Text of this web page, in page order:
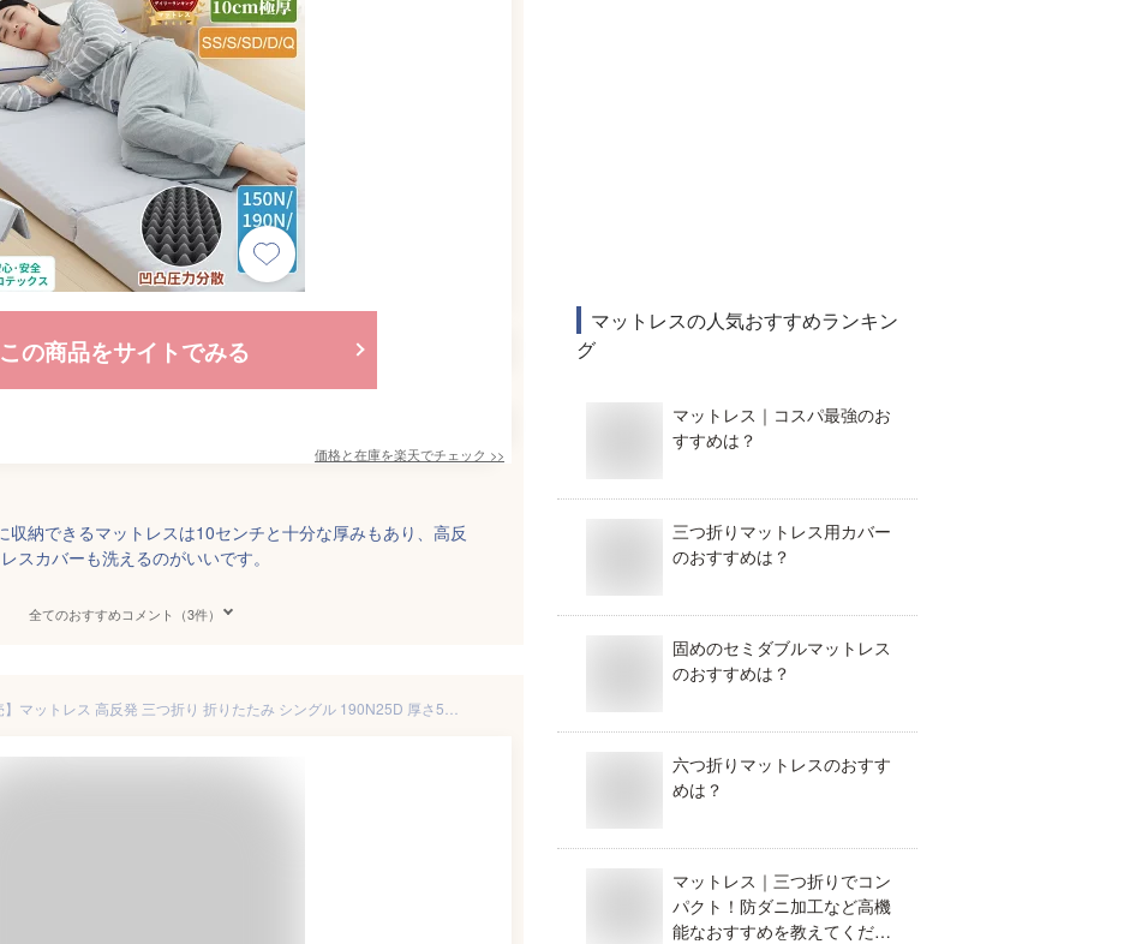
この商品をサイトでみる
価格と在庫を楽天でチェック >>
収納できるマットレスは10センチと十分な厚みもあり、高反
スカバーも洗えるのがいいです。
全てのおすすめコメント（3件）
マットレスの人気おすすめランキン
グ
マットレス｜コスパ最強のお
すすめは？
三つ折りマットレス用カバー
のおすすめは？
固めのセミダブルマットレス
のおすすめは？
六つ折りマットレスのおすす
めは？
マットレス｜三つ折りでコン
パクト！防ダニ加工など高機
能なおすすめを教えてくださ